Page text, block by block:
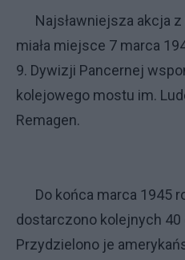
Najsławniejsza akcja z
miała miejsce 7 marca
9. Dywizji Pancernej
kolejowego mostu im.
Remagen.
Do końca marca 1945
dostarczono kolejnych 40
Przydzielono je